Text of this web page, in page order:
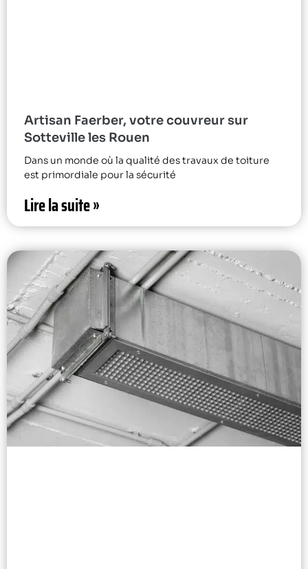
Artisan Faerber, votre couvreur sur
Sotteville les Rouen
Dans un monde où la qualité des travaux de toiture
est primordiale pour la sécurité
Lire la suite »